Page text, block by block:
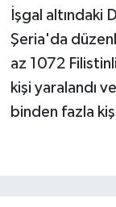
İşgal altındaki
Şeria'da
az 1072
kişi yaralandı
binden fazla